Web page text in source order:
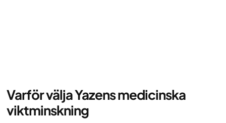
Varför välja Yazens medicinska
viktminskning